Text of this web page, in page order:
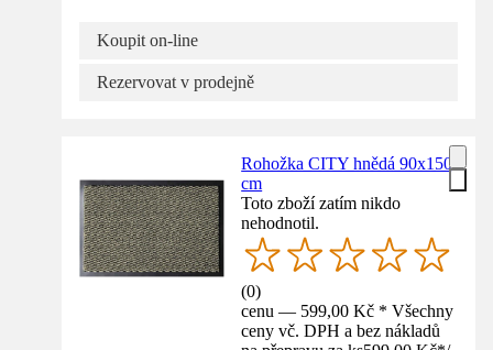
Koupit on-line
Rezervovat v prodejně
Rohožka CITY hnědá 90x150
cm
Toto zboží zatím nikdo
nehodnotil.
(0)
cenu — 599,00 Kč * Všechny
ceny vč. DPH a bez nákladů